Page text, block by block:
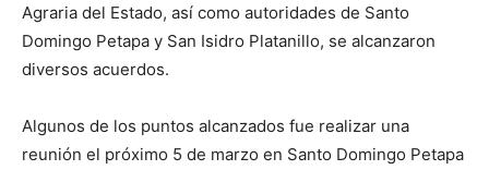
Agraria del Estado, así como autoridades de Santo
Domingo Petapa y San Isidro Platanillo, se alcanzaron
diversos acuerdos.
Algunos de los puntos alcanzados fue realizar una
reunión el próximo 5 de marzo en Santo Domingo Petapa